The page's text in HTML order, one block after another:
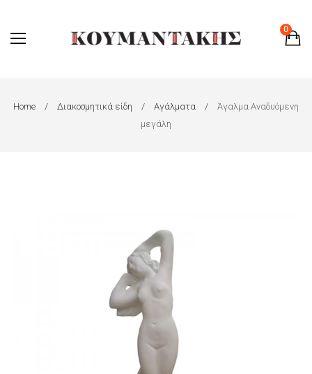
0
Home Διακοσμητικά είδη Αγάλματα
Άγαλμα Αναδυόμενη
μεγάλη